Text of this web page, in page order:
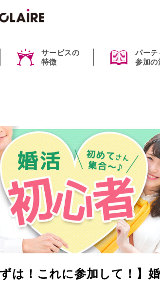
サービスの
特徴
パーテ
参加の
ずは！これに参加して！】